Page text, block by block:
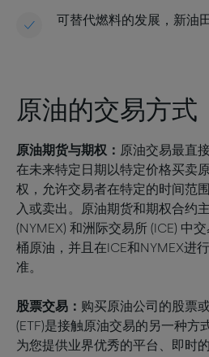
可替代燃料的发展，新油
原油的交易方式
原油期货与期权： 原油交易最直
在未来特定日期以特定价格买卖
权，允许交易者在特定的时间范
入或卖出。原油期货和期权合约
(NYMEX) 和洲际交易所 (ICE) 中
桶原油，并且在ICE和NYMEX进
准。
股票交易： 购买原油公司的股票
(ETF)是接触原油交易的另一种方
为您提供业界优秀的平台、即时